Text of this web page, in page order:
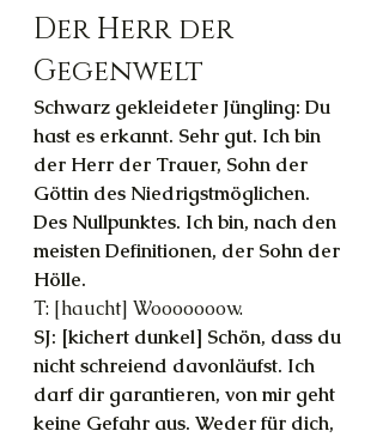
Der Herr der
Gegenwelt
Schwarz gekleideter Jüngling: Du
hast es erkannt. Sehr gut. Ich bin
der Herr der Trauer, Sohn der
Göttin des Niedrigstmöglichen.
Des Nullpunktes. Ich bin, nach den
meisten Definitionen, der Sohn der
Hölle.
T: [haucht] Wooooooow.
SJ: [kichert dunkel] Schön, dass du
nicht schreiend davonläufst. Ich
darf dir garantieren, von mir geht
keine Gefahr aus. Weder für dich,